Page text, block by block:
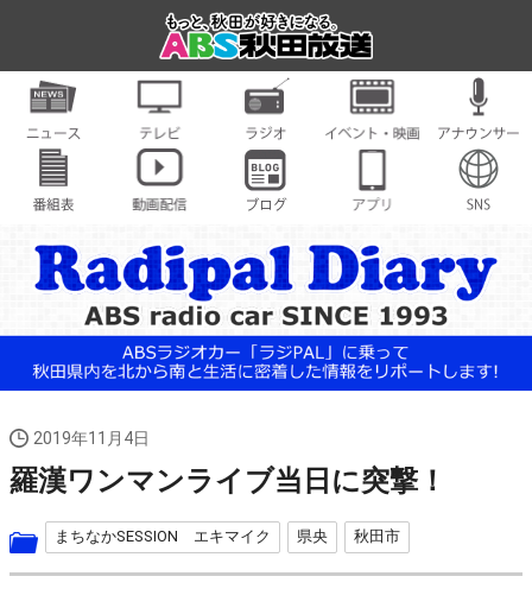
2019年11月4日
羅漢ワンマンライブ当日に突撃！
まちなかSESSION エキマイク 県央 秋田市